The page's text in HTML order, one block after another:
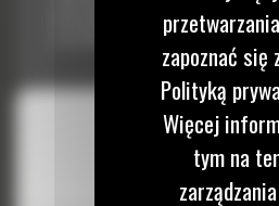
niezawodności konstrukcyjnej, co
w przeliczeniu na tonę materiału.
zapoznać się
Polityką
Więcej
tym na